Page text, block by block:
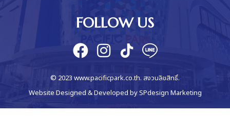
FOLLOW US
© 2023 www.pacificpark.co.th. สงวนลิขสิทธิ์.
Website Designed & Developed bySPdesign Marketing